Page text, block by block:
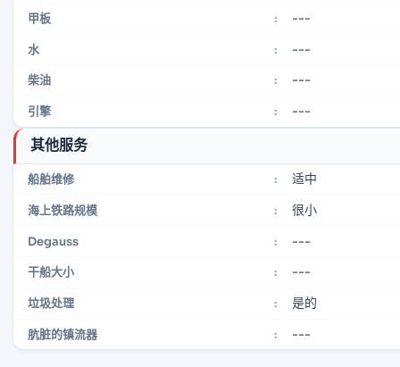
甲板 : ---
水 : ---
柴油 : ---
引擎 : ---
其他服务
船舶维修 : 适中
海上铁路规模 : 很小
Degauss : ---
干船大小 : ---
垃圾处理 : 是的
肮脏的镇流器 : ---